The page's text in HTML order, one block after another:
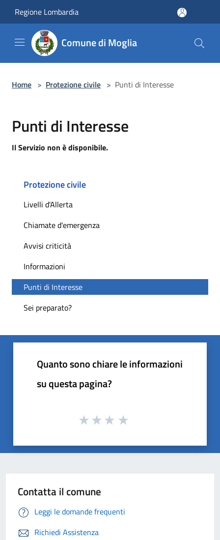
Regione Lombardia
Comune di Moglia
Home > Protezione civile > Punti di Interesse
Punti di Interesse
Il Servizio non è disponibile.
Protezione civile
Livelli d'Allerta
Chiamate d'emergenza
Avvisi criticità
Informazioni
Punti di Interesse
Sei preparato?
Quanto sono chiare le informazioni
su questa pagina?
Contatta il comune
Leggi le domande frequenti
Richiedi Assistenza